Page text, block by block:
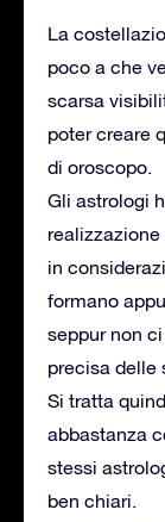
La
poco a che
scarsa
poter creare
di oroscopo.
Gli astrologi
in
formano
seppur non
precisa delle
Si tratta
abbastanza
stessi
ben chiari.